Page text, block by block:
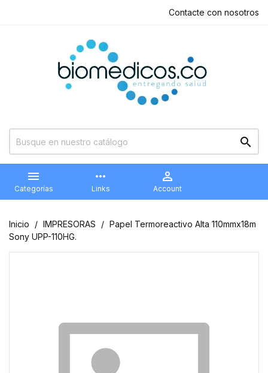
Contacte con nosotros


Categorías
more_horiz
Links

Account
Inicio IMPRESORAS
Papel Termoreactivo Alta 110mmx18m
Sony UPP-110HG.